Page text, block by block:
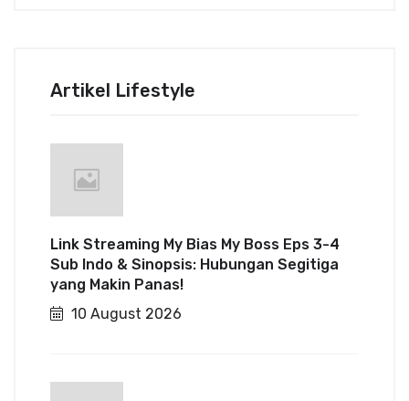
Artikel Lifestyle
Link Streaming My Bias My Boss Eps 3-4
Sub Indo & Sinopsis: Hubungan Segitiga
yang Makin Panas!
10 August 2026